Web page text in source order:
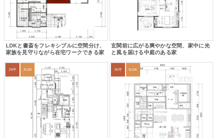
LDKと書斎をフレキシブルに空間分け、
家族を見守りながら在宅ワークできる家
玄関前に広がる爽やかな空間、家中に光
と風を届ける中庭のある家
29坪 3LDK 35坪 3LDK